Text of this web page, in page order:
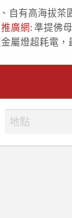
自有高海拔茶
廣網: 準提佛
屬燈超耗電